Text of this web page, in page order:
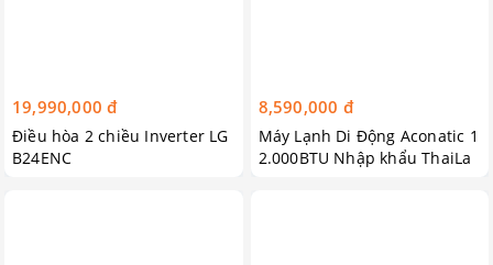
19,990,000 đ
Điều hòa 2 chiều Inverter LG
B24ENC
8,590,000 đ
Máy Lạnh Di Động Aconatic 1
2.000BTU Nhập khẩu ThaiLa